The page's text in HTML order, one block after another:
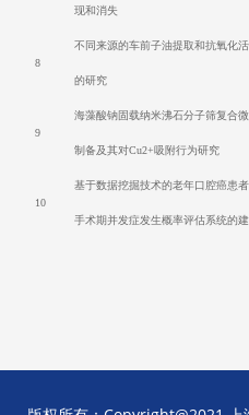
现和消失
8
不同来源的车前子油提取和抗氧化
的研究
9
海藻酸钠固载纳米沸石分子筛复合
制备及其对Cu2+吸附行为研究
10
基于数据挖掘技术的老年口腔癌患者
手术期并发症发生概率评估系统的